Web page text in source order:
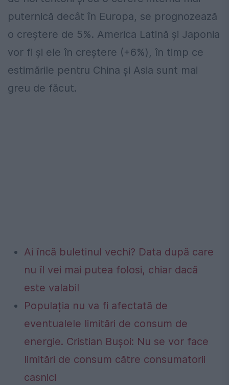
puternică decât în Europa, se prognozează
o creștere de 5%. America Latină și Japonia
vor fi şi ele în creștere (+6%), în timp ce
estimările pentru China și Asia sunt mai
greu de făcut.
Ai încă buletinul vechi? Data după care
nu îl vei mai putea folosi, chiar dacă
este valabil
Populația nu va fi afectată de
eventualele limitări de consum de
energie. Cristian Bușoi: Nu se vor face
limitări de consum către consumatorii
casnici